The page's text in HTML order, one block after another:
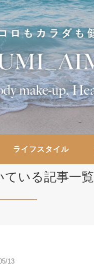
ライフスタイル
ている記事一覧
13